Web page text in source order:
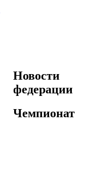
Новости
федерации
Чемпионат